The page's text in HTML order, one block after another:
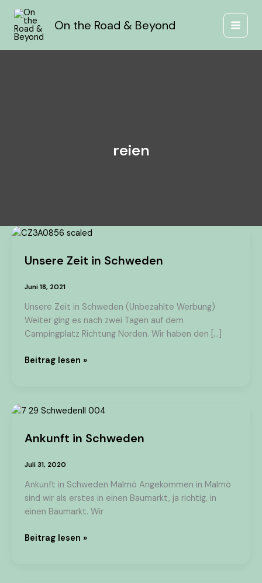
Zum
Inhalt
springen
On the Road & Beyond
reien
Unsere Zeit in Schweden
Juni 18, 2021
Unsere Zeit in Schweden (Unbezahlte Werbung)
Weiter ging es nach zwei Tagen auf dem
Campingplatz Richtung Norden. Wir haben den […]
Unsere
in
Beitrag lesen »
Ankunft in Schweden
Juli 31, 2020
Ankunft in Schweden Malmö Angekommen in Malmö
sind wir als erstes in einen Baumarkt, ja richtig, in
einen Baumarkt. Wir
Ankunft
Schweden
Beitrag lesen »